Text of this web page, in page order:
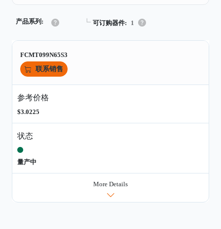
产品系列: ┗ 可订购器件: 1
FCMT099N65S3
联系销售
参考价格
$3.0225
状态
量产中
More Details